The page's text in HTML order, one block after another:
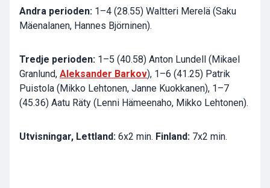
Andra perioden: 1–4 (28.55) Waltteri Merelä (Saku
Mäenalanen, Hannes Björninen).
Tredje perioden: 1–5 (40.58) Anton Lundell (Mikael
Granlund, Aleksander Barkov), 1–6 (41.25) Patrik
Puistola (Mikko Lehtonen, Janne Kuokkanen), 1–7
(45.36) Aatu Räty (Lenni Hämeenaho, Mikko Lehtonen).
Utvisningar, Lettland: 6x2 min. Finland: 7x2 min.